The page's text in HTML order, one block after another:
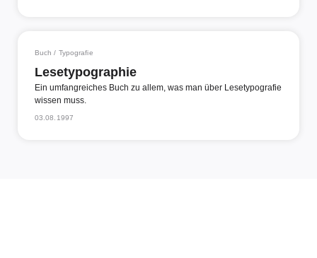
Buch / Typografie
Lesetypographie
Ein umfangreiches Buch zu allem, was man über Lesetypografie
wissen muss.
03.08.1997